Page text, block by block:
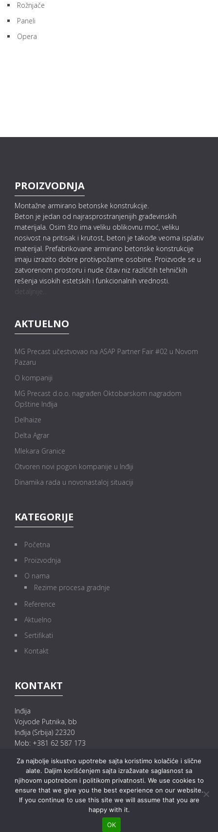
Rožnjače
Paneli
Opera
PROIZVODNJA
Montažne armirano betonske konstrukcije.
Beton je jedan od najrasprostranjenijih građevinskih
materijala. Osim što ima veliku oblikovnu moć, veliku
nosivost na pritisak i krutost, beton je takođe veoma isplativ
materijal. Prefabrikovane armirano betonske konstrukcije
imaju izrazito dobre protivpožarne osobine. Proizvode se u
zatvorenom prostoru i nude čitav niz različitih tehničkih
rešenja visokih estetskih i funkcionalnih vrednosti.
detaljnije...
AKTUELNO
MG Precast učestvovao na ASAP Partner Fair #02 u Novom
Pazaru
O kompaniji
MG Precast d.o.o. nagrađen Oktobarskom nagradom
Opštine Inđija
Delhaize
Delta Agrar
Mlekara Granice
Otvoren novi pogon kompanije u Inđiji
Dinamika rada u novonastaloj situaciji
KATEGORIJE
Početna
Proizvodnja
O nama
Rezime procesa gradnje
Reference
Aktuelno
Sertifikati
Kontakt
KONTAKT
Inđija
Vojvode Putnika, bb
Inđija (Srbija) 22320
Mob: +381 62 587 173
+382 62 580 126
E-mail: info@mgprecast.rs
prodaja@mgprecast.rs
Za najbolje iskustvo upotrebe sajta koristimo kolačiće i slične
alate. Daljim korišćenjem sajta izražavate saglasnost sa
njihovom upotrebom i politikom privatnosti. We use cookies to
ensure that we give you the best experience on our website.
If you continue to use this site we will assume that you are
happy with it.
OK